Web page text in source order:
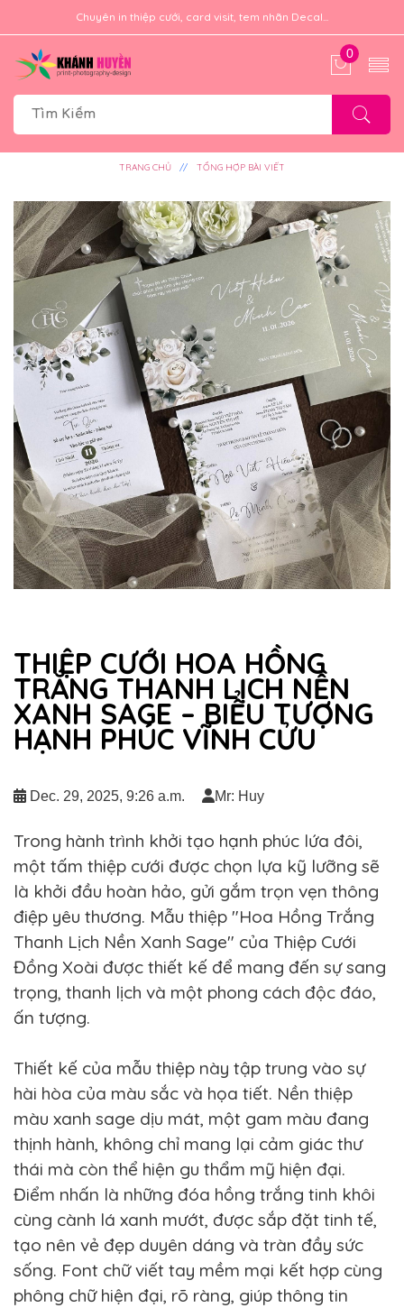
Chuyên in thiệp cưới, card visit, tem nhãn Decal...
0
TRANG CHỦ TỔNG HỢP BÀI VIẾT
THIỆP CƯỚI HOA HỒNG
TRẮNG THANH LỊCH NỀN
XANH SAGE – BIỂU TƯỢNG
HẠNH PHÚC VĨNH CỬU
Dec. 29, 2025, 9:26 a.m. Mr: Huy
Trong hành trình khởi tạo hạnh phúc lứa đôi,
một tấm thiệp cưới được chọn lựa kỹ lưỡng sẽ
là khởi đầu hoàn hảo, gửi gắm trọn vẹn thông
điệp yêu thương. Mẫu thiệp "Hoa Hồng Trắng
Thanh Lịch Nền Xanh Sage" của Thiệp Cưới
Đồng Xoài được thiết kế để mang đến sự sang
trọng, thanh lịch và một phong cách độc đáo,
ấn tượng.
Thiết kế của mẫu thiệp này tập trung vào sự
hài hòa của màu sắc và họa tiết. Nền thiệp
màu xanh sage dịu mát, một gam màu đang
thịnh hành, không chỉ mang lại cảm giác thư
thái mà còn thể hiện gu thẩm mỹ hiện đại.
Điểm nhấn là những đóa hồng trắng tinh khôi
cùng cành lá xanh mướt, được sắp đặt tinh tế,
tạo nên vẻ đẹp duyên dáng và tràn đầy sức
sống. Font chữ viết tay mềm mại kết hợp cùng
phông chữ hiện đại, rõ ràng, giúp thông tin